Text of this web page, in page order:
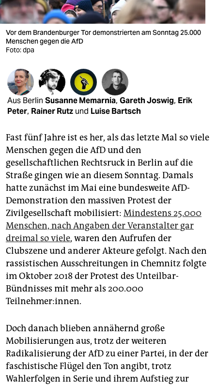
verlag
veranstaltungen
shop
fragen & hilfe
unterstützen
abo
epaper login
Vor dem Brandenburger Tor demonstrierten am Sonntag 25.000
Menschen gegen die AfD
Foto: dpa
Aus Berlin Susanne Memarnia, Gareth Joswig, Erik
Peter, Rainer Rutz und Luise Bartsch
Fast fünf Jahre ist es her, als das letzte Mal so viele
Menschen gegen die AfD und den
gesellschaftlichen Rechtsruck in Berlin auf die
Straße gingen wie an diesem Sonntag. Damals
hatte zunächst im Mai eine bundesweite AfD-
Demonstration den massiven Protest der
Zivilgesellschaft mobilisiert: Mindestens 25.000
Menschen, nach Angaben der Veranstalter gar
dreimal so viele, waren den Aufrufen der
Clubszene und anderer Akteure gefolgt. Nach den
rassistischen Ausschreitungen in Chemnitz folgte
im Oktober 2018 der Protest des Unteilbar-
Bündnisses mit mehr als 200.000
Teilnehmer:innen.
Doch danach blieben annähernd große
Mobilisierungen aus, trotz der weiteren
Radikalisierung der AfD zu einer Partei, in der der
faschistische Flügel den Ton angibt, trotz
Wahlerfolgen in Serie und ihrem Aufstieg zur